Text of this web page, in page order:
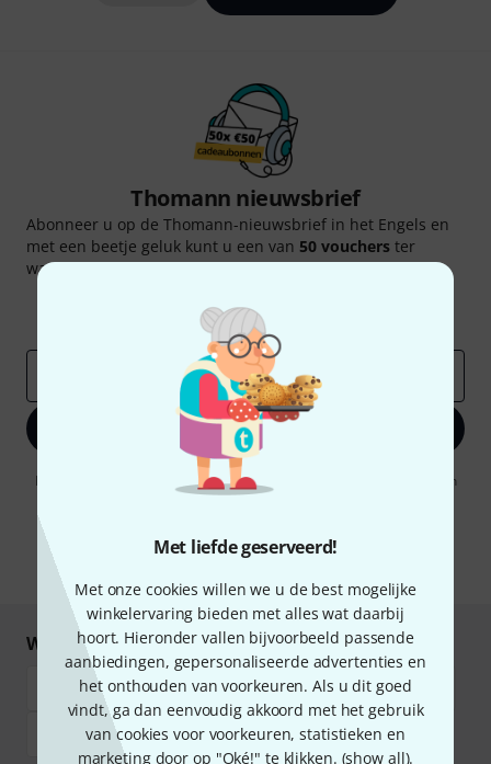
Met liefde geserveerd!
Met onze cookies willen we u de best mogelijke
winkelervaring bieden met alles wat daarbij
hoort. Hieronder vallen bijvoorbeeld passende
aanbiedingen, gepersonaliseerde advertenties en
het onthouden van voorkeuren. Als u dit goed
vindt, ga dan eenvoudig akkoord met het gebruik
van cookies voor voorkeuren, statistieken en
marketing door op "Oké!" te klikken. (show all).
Thomann nieuwsbrief
Abonneer u op de Thomann-nieuwsbrief in het Engels en
met een beetje geluk kunt u een van 50 vouchers ter
waarde van50 €per stuk winnen!
Thomann-inzichten
Registreer nu
Door op "Registreer nu" te klikken, gaat u akkoord met het ontvangen
van e-mailreclame. U kunt zich op elk moment afmelden. Meer
Winkel en betaal veilig